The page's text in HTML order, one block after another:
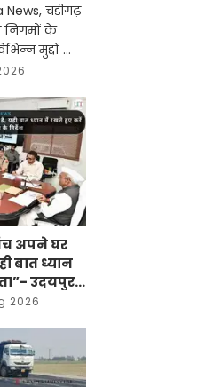
चंडीगढ़
निगमों के
मुद्दों का
करने की
अपने घर
बात ध्यान
उदयपुर
2026